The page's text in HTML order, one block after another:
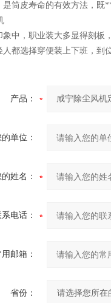
是筒皮寿命的有效方法，既
象中，职业装大多显得刻板
人都选择穿便装上下班，到
产品：
单位：
姓名：
电话：
邮箱：
省份：